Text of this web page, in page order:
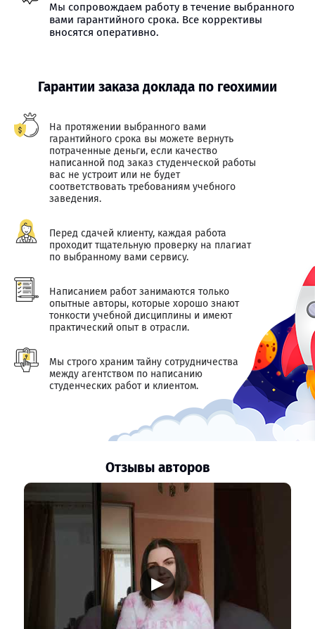
Мы сопровождаем работу в течение выбранного
вами гарантийного срока. Все коррективы
вносятся оперативно.
Гарантии заказа доклада по геохимии
На протяжении выбранного вами
гарантийного срока вы можете вернуть
потраченные деньги, если качество
написанной под заказ студенческой работы
вас не устроит или не будет
соответствовать требованиям учебного
заведения.
Перед сдачей клиенту, каждая работа
проходит тщательную проверку на плагиат
по выбранному вами сервису.
Написанием работ занимаются только
опытные авторы, которые хорошо знают
тонкости учебной дисциплины и имеют
практический опыт в отрасли.
Мы строго храним тайну сотрудничества
между агентством по написанию
студенческих работ и клиентом.
Отзывы авторов
▶